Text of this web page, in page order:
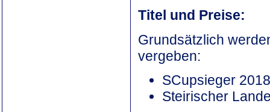
Titel und Preise:
Grundsätzlich
vergeben:
SCupsieger
Steirischer